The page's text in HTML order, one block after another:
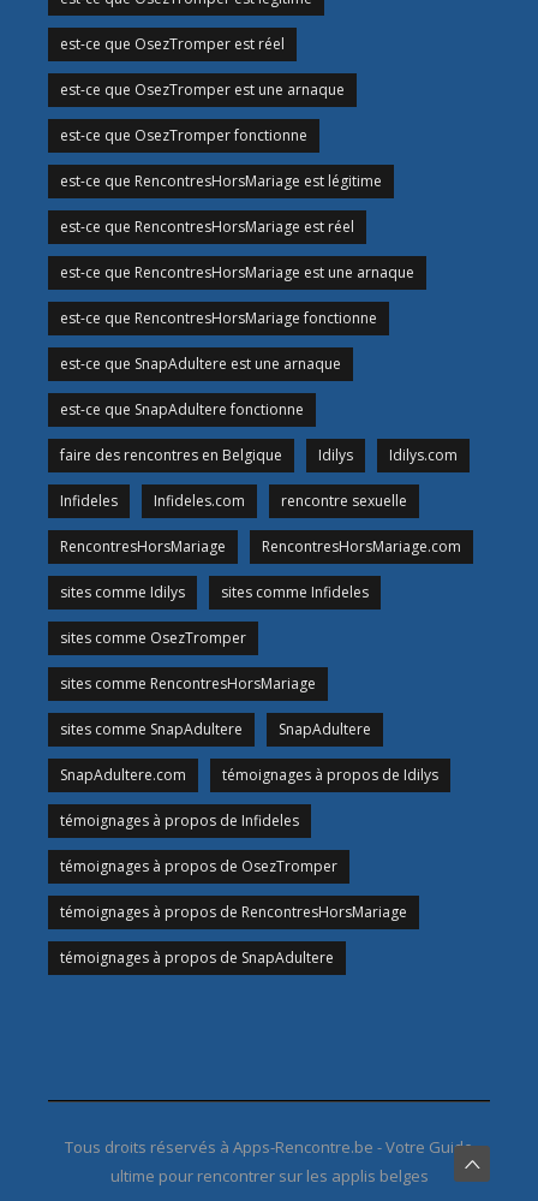
est-ce que OsezTromper est réel
est-ce que OsezTromper est une arnaque
est-ce que OsezTromper fonctionne
est-ce que RencontresHorsMariage est légitime
est-ce que RencontresHorsMariage est réel
est-ce que RencontresHorsMariage est une arnaque
est-ce que RencontresHorsMariage fonctionne
est-ce que SnapAdultere est une arnaque
est-ce que SnapAdultere fonctionne
faire des rencontres en Belgique Idilys Idilys.com
Infideles Infideles.com rencontre sexuelle
RencontresHorsMariage RencontresHorsMariage.com
sites comme Idilys sites comme Infideles
sites comme OsezTromper
sites comme RencontresHorsMariage
sites comme SnapAdultere SnapAdultere
SnapAdultere.com témoignages à propos de Idilys
témoignages à propos de Infideles
témoignages à propos de OsezTromper
témoignages à propos de RencontresHorsMariage
témoignages à propos de SnapAdultere
Tous droits réservés à Apps-Rencontre.be - Votre Guide
ultime pour rencontrer sur les applis belges